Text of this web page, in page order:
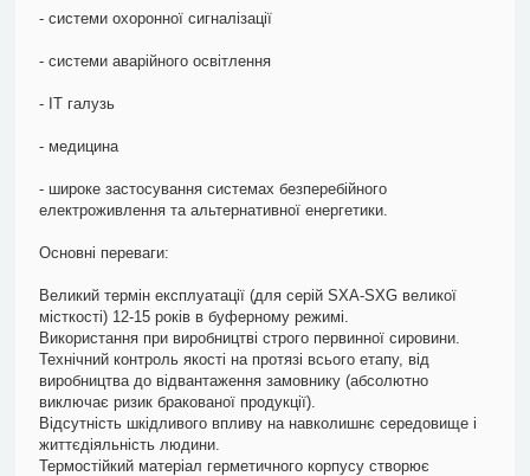
- системи охоронної сигналізації
- системи аварійного освітлення
- ІТ галузь
- медицина
- широке застосування системах безперебійного
електроживлення та альтернативної енергетики.
Основні переваги:
Великий термін експлуатації (для серій SXA-SXG великої
місткості) 12-15 років в буферному режимі.
Використання при виробництві строго первинної сировини.
Технічний контроль якості на протязі всього етапу, від
виробництва до відвантаження замовнику (абсолютно
виключає ризик бракованої продукції).
Відсутність шкідливого впливу на навколишнє середовище і
життєдіяльність людини.
Термостійкий матеріал герметичного корпусу створює